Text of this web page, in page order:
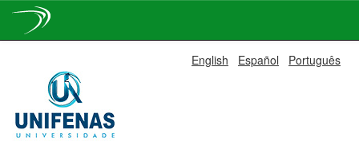
navigation
English Español Português